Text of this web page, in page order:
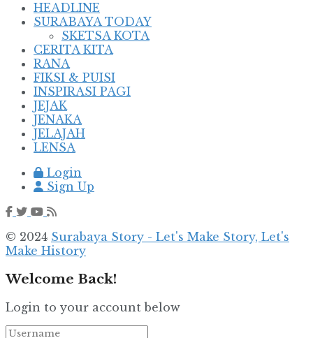
HEADLINE
SURABAYA TODAY
SKETSA KOTA
CERITA KITA
RANA
FIKSI & PUISI
INSPIRASI PAGI
JEJAK
JENAKA
JELAJAH
LENSA
Login
Sign Up
© 2024 Surabaya Story - Let's Make Story, Let's
Make History
Welcome Back!
Login to your account below